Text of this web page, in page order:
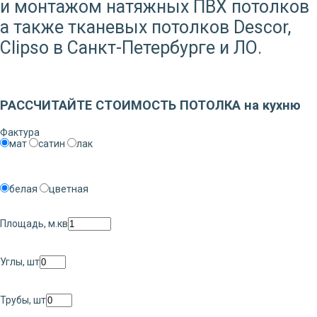
и монтажом натяжных ПВХ потолков
а также тканевых потолков Descor,
Clipso в Санкт-Петербурге и ЛО.
РАССЧИТАЙТЕ СТОИМОСТЬ ПОТОЛКА на кухню
Фактура
мат
сатин лак
белая цветная
Площадь, м.кв
Углы, шт
Трубы, шт